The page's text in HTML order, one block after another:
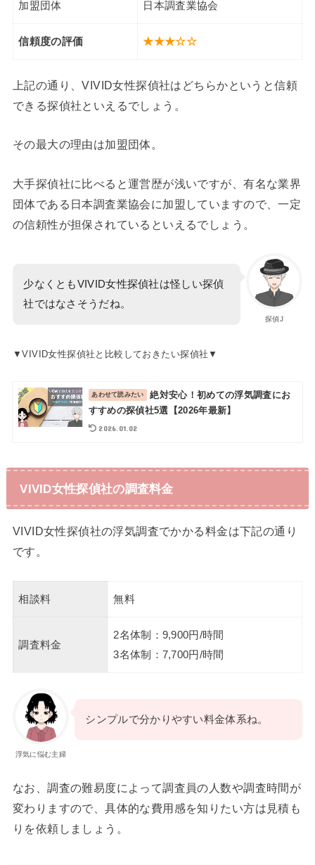
加盟団体 日本調査業協会
信頼度の評価 ★★★☆☆
上記の通り、VIVID女性探偵社はどちらかというと信頼
できる探偵社といえるでしょう。
その最大の理由は加盟団体。
大手探偵社に比べると運営歴が浅いですが、有名な業界
団体である日本調査業協会に加盟していますので、一定
の信頼性が担保されているといえるでしょう。
探偵J
少なくともVIVID女性探偵社は怪しい探偵
社ではなさそうだね。
▼VIVID女性探偵社と比較しておきたい探偵社▼
絶対安心！初めての浮気調査にお
すすめの探偵社5選【2026年最新】
2026.01.02
VIVID女性探偵社の調査料金
VIVID女性探偵社の浮気調査でかかる料金は下記の通り
です。
相談料 無料
調査料金
2名体制：9,900円/時間
3名体制：7,700円/時間
浮気に悩む主婦
シンプルで分かりやすい料金体系ね。
なお、調査の難易度によって調査員の人数や調査時間が
変わりますので、具体的な費用感を知りたい方は見積も
りを依頼しましょう。